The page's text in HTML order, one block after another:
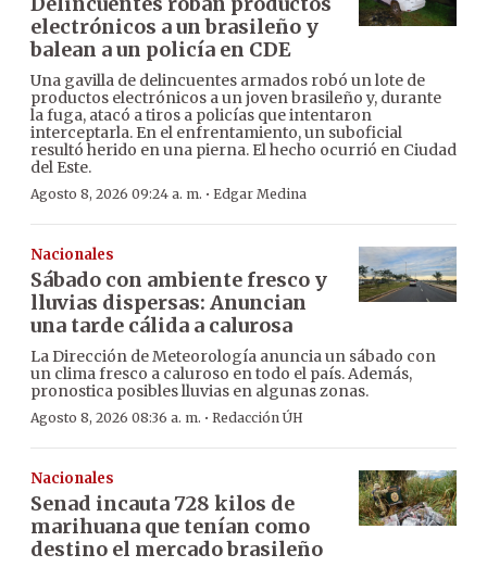
electrónicos a un brasileño y
balean a un policía en CDE
Una gavilla de delincuentes armados robó un lote de
productos electrónicos a un joven brasileño y, durante
la fuga, atacó a tiros a policías que intentaron
interceptarla. En el enfrentamiento, un suboficial
resultó herido en una pierna. El hecho ocurrió en Ciudad
del Este.
Agosto 8, 2026 09:24 a. m. · Edgar Medina
Nacionales
Sábado con ambiente fresco y
lluvias dispersas: Anuncian
una tarde cálida a calurosa
La Dirección de Meteorología anuncia un sábado con
un clima fresco a caluroso en todo el país. Además,
pronostica posibles lluvias en algunas zonas.
Agosto 8, 2026 08:36 a. m. · Redacción ÚH
Nacionales
Senad incauta 728 kilos de
marihuana que tenían como
destino el mercado brasileño